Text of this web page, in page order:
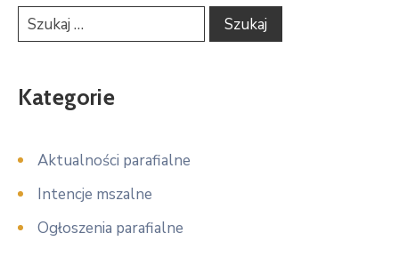
Kategorie
Aktualności parafialne
Intencje mszalne
Ogłoszenia parafialne